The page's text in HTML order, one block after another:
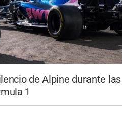
de Alpine durante las
1